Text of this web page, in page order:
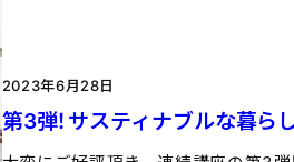
2023年6月28日
第3弾！サスティナブルな暮